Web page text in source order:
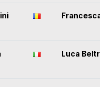
Luca